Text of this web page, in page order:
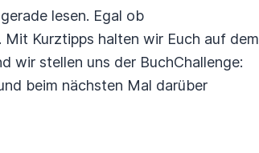
lesen. Egal ob
Kurztipps halten wir Euch auf dem
wir stellen uns der BuchChallenge:
beim nächsten Mal darüber